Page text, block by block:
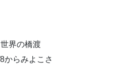
界の橋渡
からみよこさ